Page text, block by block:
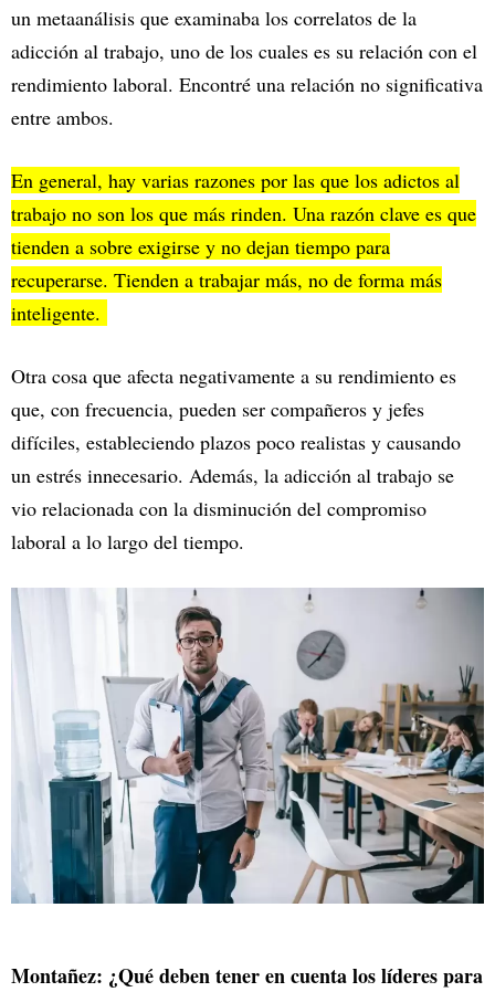
un metaanálisis que examinaba los correlatos de la
adicción al trabajo, uno de los cuales es su relación con el
rendimiento laboral. Encontré una relación no significativa
entre ambos.
En general, hay varias razones por las que los adictos al
trabajo no son los que más rinden. Una razón clave es que
tienden a sobre exigirse y no dejan tiempo para
recuperarse. Tienden a trabajar más, no de forma más
inteligente.
Otra cosa que afecta negativamente a su rendimiento es
que, con frecuencia, pueden ser compañeros y jefes
difíciles, estableciendo plazos poco realistas y causando
un estrés innecesario. Además, la adicción al trabajo se
vio relacionada con la disminución del compromiso
laboral a lo largo del tiempo.
Montañez: ¿Qué deben tener en cuenta los líderes para